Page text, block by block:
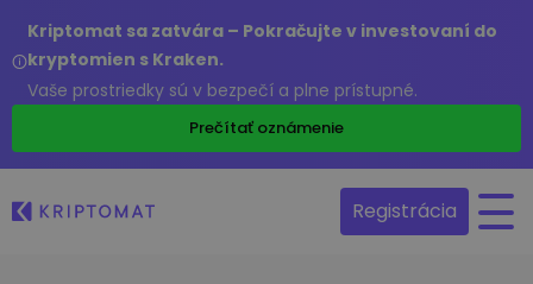
Kriptomat sa zatvára – Pokračujte v investovaní do
kryptomien s Kraken.
Vaše prostriedky sú v bezpečí a plne prístupné.
Prečítať oznámenie
Registrácia